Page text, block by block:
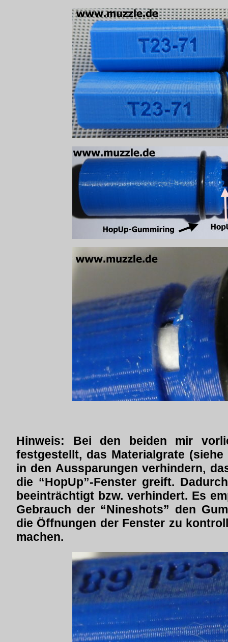
Hinweis: Bei den beiden mir
festgestellt, das Materialgrate
in den Aussparungen verhindern,
die “HopUp”-Fenster greift.
beeinträchtigt bzw. verhindert. Es
Gebrauch der “Nineshots” den
die Öffnungen der Fenster zu
machen.